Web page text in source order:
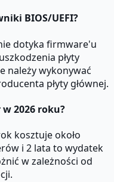
BIOS/UEFI?
dotyka firmware'u
płyty
należy wykonywać
płyty głównej.
2026 roku?
kosztuje około
i 2 lata to wydatek
w zależności od